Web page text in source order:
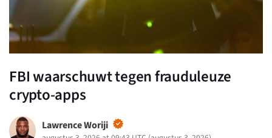
FBI waarschuwt tegen frauduleuze
crypto-apps
Lawrence Woriji